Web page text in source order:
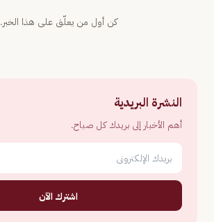
كن أول من يعلّق على هذا الخبر.
النشرة البريدية
أهم الأخبار إلى بريدك كل صباح.
اشترك الآن